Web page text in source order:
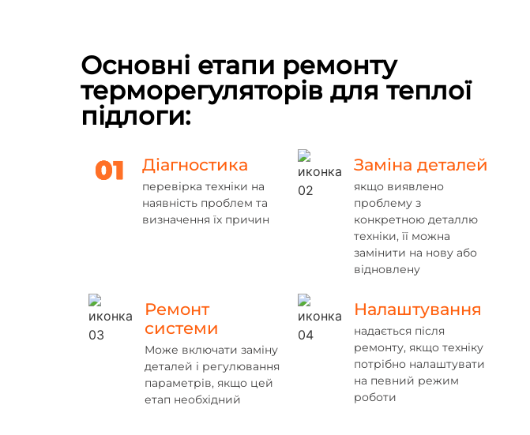
Основні етапи ремонту
терморегуляторів для теплої
підлоги:
Діагностика
перевірка техніки на
наявність проблем та
визначення їх причин
Заміна деталей
якщо виявлено
проблему з
конкретною деталлю
техніки, її можна
замінити на нову або
відновлену
Ремонт
системи
Може включати заміну
деталей і регулювання
параметрів, якщо цей
етап необхідний
Налаштування
надається після
ремонту, якщо техніку
потрібно налаштувати
на певний режим
роботи